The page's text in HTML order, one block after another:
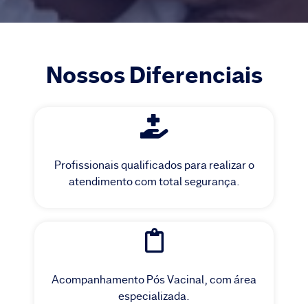
Nossos Diferenciais
Profissionais qualificados para realizar o
atendimento com total segurança.
Acompanhamento Pós Vacinal, com área
especializada.